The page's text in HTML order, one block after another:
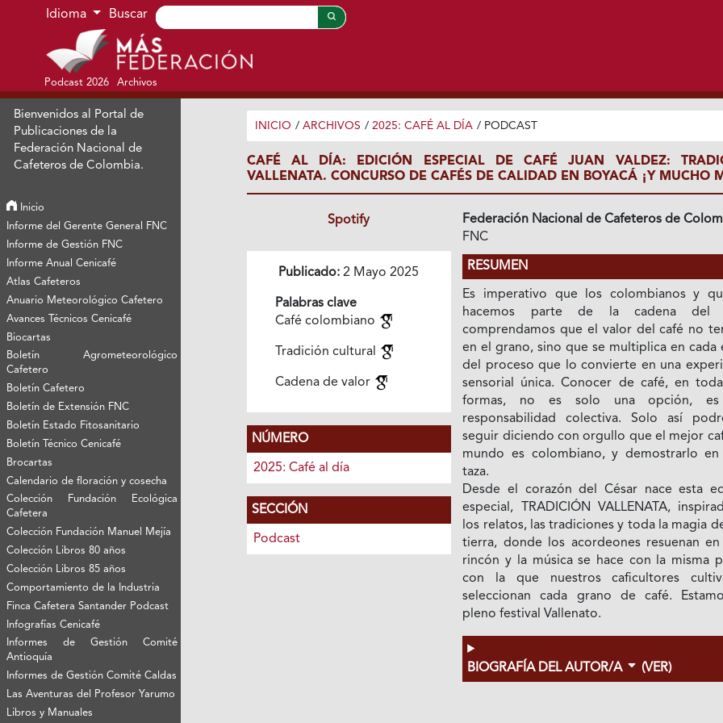
Ir al menú de navegación principal
Ir al contenido principal
Ir al pie de página del sitio
Idioma Buscar
Podcast 2026 Archivos
Bienvenidos al Portal de
Publicaciones de la
Federación Nacional de
Cafeteros de Colombia.
Inicio
Informe del Gerente General FNC
Informe de Gestión FNC
Informe Anual Cenicafé
Atlas Cafeteros
Anuario Meteorológico Cafetero
Avances Técnicos Cenicafé
Biocartas
Boletín Agrometeorológico
Cafetero
Boletín Cafetero
Boletín de Extensión FNC
Boletín Estado Fitosanitario
Boletín Técnico Cenicafé
Brocartas
Calendario de floración y cosecha
Colección Fundación Ecológica
Cafetera
Colección Fundación Manuel Mejía
Colección Libros 80 años
Colección Libros 85 años
Comportamiento de la Industria
Finca Cafetera Santander Podcast
Infografías Cenicafé
Informes de Gestión Comité
Antioquía
Informes de Gestión Comité Caldas
Las Aventuras del Profesor Yarumo
Libros y Manuales
INICIO / ARCHIVOS / 2025: CAFÉ AL DÍA / PODCAST
CAFÉ AL DÍA: EDICIÓN ESPECIAL DE CAFÉ JUAN VALDEZ:
VALLENATA. CONCURSO DE CAFÉS DE CALIDAD EN BOYACÁ ¡Y MUCHO
Spotify
Publicado: 2 Mayo 2025
Palabras clave
Café colombiano
Tradición cultural
Cadena de valor
NÚMERO
2025: Café al día
SECCIÓN
Podcast
Federación Nacional de Cafeteros de
FNC
RESUMEN
Es imperativo que los colombianos y
hacemos parte de la cadena del
comprendamos que el valor del café no
en el grano, sino que se multiplica en cada
del proceso que lo convierte en una
sensorial única. Conocer de café, en
formas, no es solo una opción, es
responsabilidad colectiva. Solo así
seguir diciendo con orgullo que el mejor
mundo es colombiano, y demostrarlo en
taza.
Desde el corazón del César nace esta
especial, TRADICIÓN VALLENATA,
los relatos, las tradiciones y toda la magia
tierra, donde los acordeones resuenan en
rincón y la música se hace con la misma
con la que nuestros caficultores
seleccionan cada grano de café.
pleno festival Vallenato.
BIOGRAFÍA DEL AUTOR/A (VER)